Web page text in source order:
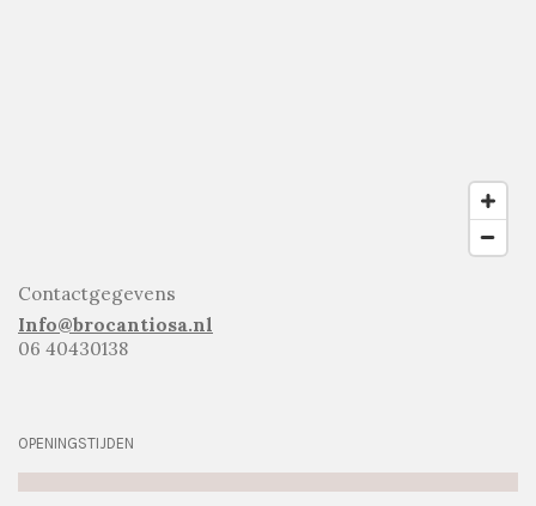
Contactgegevens
Info@brocantiosa.nl
06 40430138
OPENINGSTIJDEN